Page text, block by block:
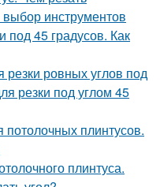
инструментов
под 45 градусов. Как
ровных углов под
резки под углом 45
потолочных плинтусов.
плинтуса.